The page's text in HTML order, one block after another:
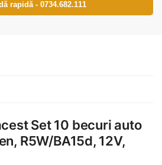
rapidă - 0734.682.111
Set 10 becuri auto
R5W/BA15d, 12V,